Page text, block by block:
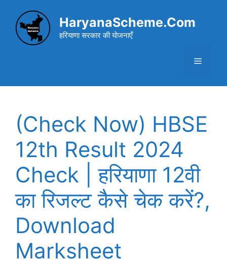
content
HaryanaScheme.Com
हरियाणा सरकार की योजनाएँ
Menu
(Check Now) HBSE
12th Result 2024
Check | हरियाणा 12वी
का रिजल्ट कैसे चेक करें?,
Download
Marksheet